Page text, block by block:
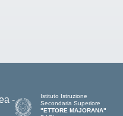
Istituto Istruzione
Secondaria Superiore
"ETTORE MAJORANA"